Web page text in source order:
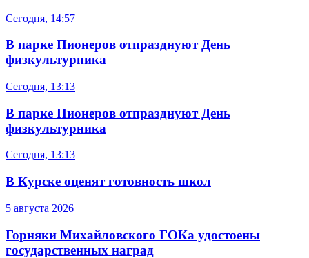
Сегодня, 14:57
В парке Пионеров отпразднуют День
физкультурника
Сегодня, 13:13
В парке Пионеров отпразднуют День
физкультурника
Сегодня, 13:13
В Курске оценят готовность школ
5 августа 2026
Горняки Михайловского ГОКа удостоены
государственных наград